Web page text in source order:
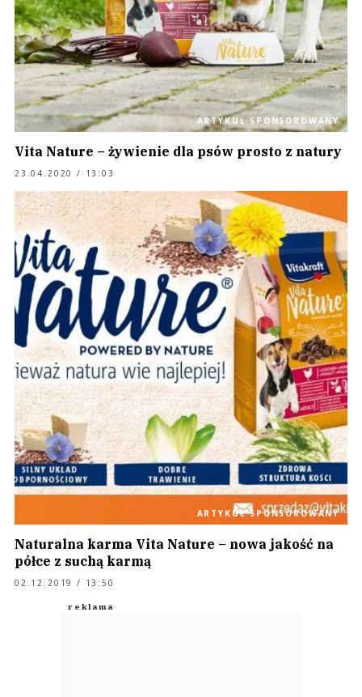
ARTYKUŁ SPONSOROWANY
Vita Nature – żywienie dla psów prosto z natury
23.04.2020 / 13:03
ARTYKUŁ SPONSOROWANY
Naturalna karma Vita Nature – nowa jakość na
półce z suchą karmą
02.12.2019 / 13:50